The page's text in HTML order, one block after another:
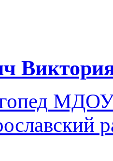
МДОУ